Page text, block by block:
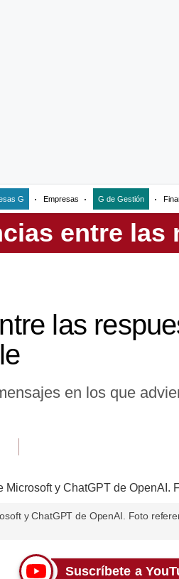
G Empresas G de Gestión
las
en los que
y ChatGPT de OpenAI. Foto
Suscríbete a